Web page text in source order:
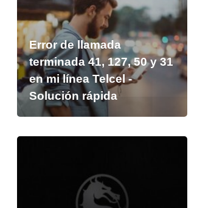
Error de llamada
terminada 41, 127, 50 y 31
en mi línea Telcel -
Solución rápida